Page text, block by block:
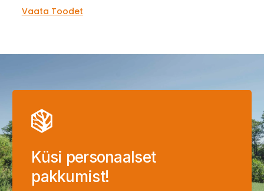
Vaata Toodet
Küsi personaalset
pakkumist!